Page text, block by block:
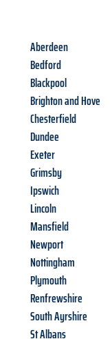
Aberdeen
Bedford
Blackpool
Brighton and Hove
Chesterfield
Dundee
Exeter
Grimsby
Ipswich
Lincoln
Mansfield
Newport
Nottingham
Plymouth
Renfrewshire
South Ayrshire
St Albans